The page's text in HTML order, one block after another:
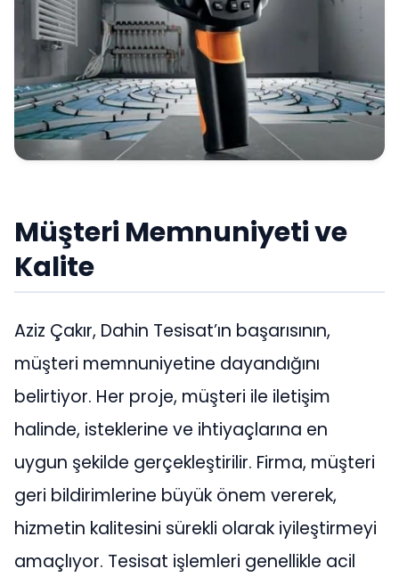
Müşteri Memnuniyeti ve
Kalite
Aziz Çakır, Dahin Tesisat’ın başarısının,
müşteri memnuniyetine dayandığını
belirtiyor. Her proje, müşteri ile iletişim
halinde, isteklerine ve ihtiyaçlarına en
uygun şekilde gerçekleştirilir. Firma, müşteri
geri bildirimlerine büyük önem vererek,
hizmetin kalitesini sürekli olarak iyileştirmeyi
amaçlıyor. Tesisat işlemleri genellikle acil